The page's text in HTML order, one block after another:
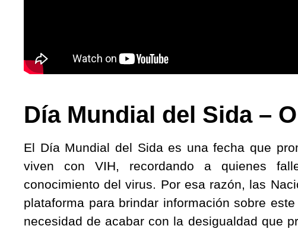
Día Mundial del Sida –
El Día Mundial del Sida es una fecha que
viven con VIH, recordando a quienes
conocimiento del virus. Por esa razón, las
plataforma para brindar información sobre
necesidad de acabar con la desigualdad que